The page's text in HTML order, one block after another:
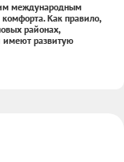
международным
Как правило,
районах,
имеют развитую